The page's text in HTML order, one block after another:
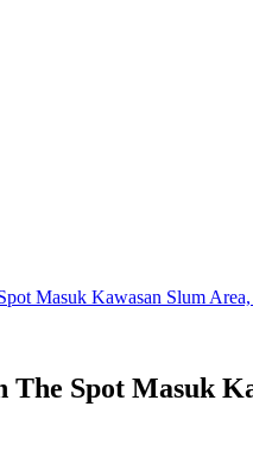
Masuk Kawasan Slum Area,
Spot Masuk